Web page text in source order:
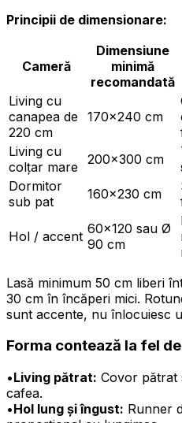
Principii de dimensionare:
Cameră
Dimensiune
minimă
recomandată
Living cu
canapea de
220 cm
170×240 cm
Living cu
colțar mare 200×300 cm
Dormitor
sub pat
160×230 cm
Hol / accent 60×120 sau Ø
90 cm
Lasă minimum 50 cm liberi
30 cm în încăperi mici.
sunt accente, nu înlocuiesc
Forma contează la fel
•Living pătrat: Covor pătrat
cafea.
•Hol lung și îngust: Runner